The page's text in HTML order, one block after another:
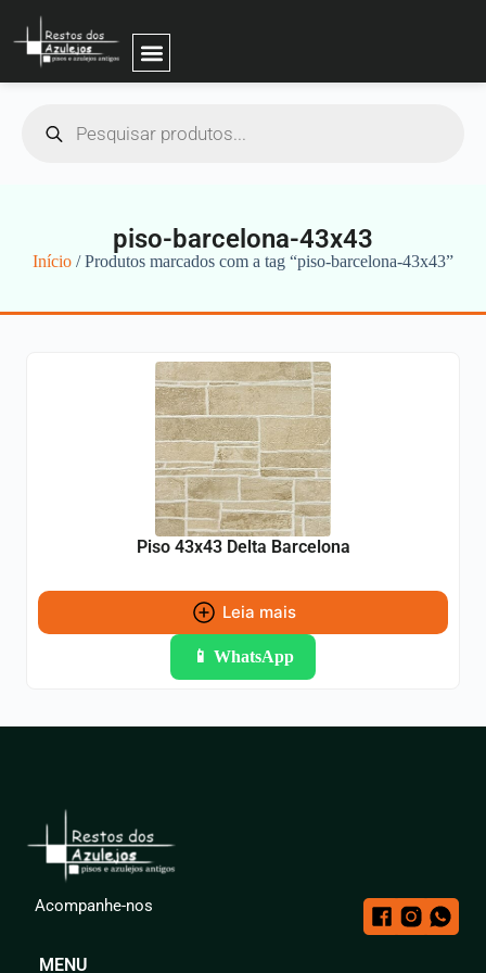
piso-barcelona-43x43
Início / Produtos marcados com a tag “piso-barcelona-43x43”
Piso 43x43 Delta Barcelona
Leia mais
📱 WhatsApp
Acompanhe-nos
MENU